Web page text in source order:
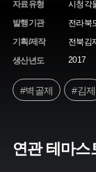
자료유형
시청각
발행기관
전라북
기획/제작
전북김
생산년도
2017
#벽골제 #김제
연관 테마스